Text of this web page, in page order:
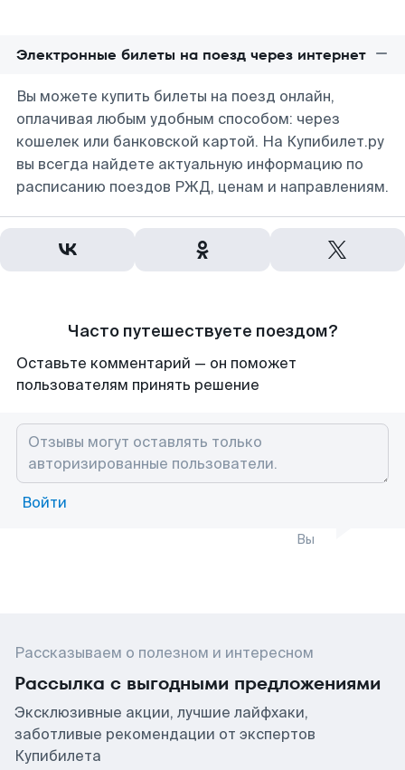
Электронные билеты на поезд через интернет
Вы можете купить билеты на поезд онлайн,
оплачивая любым удобным способом: через
кошелек или банковской картой. На Купибилет.ру
вы всегда найдете актуальную информацию по
расписанию поездов РЖД, ценам и направлениям.
Часто путешествуете поездом?
Оставьте комментарий — он поможет
пользователям принять решение
Войти
Вы
Рассказываем о полезном и интересном
Рассылка с выгодными предложениями
Эксклюзивные акции, лучшие лайфхаки,
заботливые рекомендации от экспертов
Купибилета